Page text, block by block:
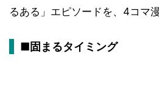
るある」エピソードを、4コマ
■固まるタイミング